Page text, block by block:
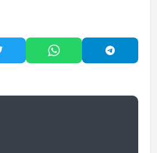
Paylaş
WhatsApp'ta Paylaş